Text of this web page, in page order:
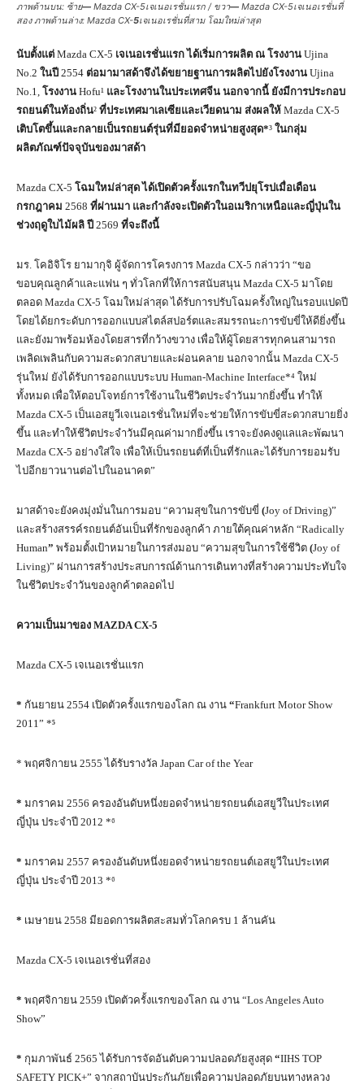
ภาพด้านบน: ซ้าย— Mazda CX-5เจเนอเรชั่นแรก / ขวา— Mazda CX-5เจเนอเรชั่นที่
สอง ภาพด้านล่าง: Mazda CX-5เจเนอเรชั่นที่สาม โฉมใหม่ล่าสุด
นับตั้งแต่ Mazda CX-5 เจเนอเรชั่นแรก ได้เริ่มการผลิต ณ โรงงาน Ujina
No.2 ในปี 2554 ต่อมามาสด้าจึงได้ขยายฐานการผลิตไปยังโรงงาน Ujina
No.1, โรงงาน Hofu¹ และโรงงานในประเทศจีน นอกจากนี้ ยังมีการประกอบ
รถยนต์ในท้องถิ่น² ที่ประเทศมาเลเซียและเวียดนาม ส่งผลให้ Mazda CX-5
เติบโตขึ้นและกลายเป็นรถยนต์รุ่นที่มียอดจำหน่ายสูงสุด*³ ในกลุ่ม
ผลิตภัณฑ์ปัจจุบันของมาสด้า
Mazda CX-5 โฉมใหม่ล่าสุด ได้เปิดตัวครั้งแรกในทวีปยุโรปเมื่อเดือน
กรกฎาคม 2568 ที่ผ่านมา และกำลังจะเปิดตัวในอเมริกาเหนือและญี่ปุ่นใน
ช่วงฤดูใบไม้ผลิ ปี 2569 ที่จะถึงนี้
มร. โคอิจิโร ยามากุจิ ผู้จัดการโครงการ Mazda CX-5 กล่าวว่า “ขอ
ขอบคุณลูกค้าและแฟน ๆ ทั่วโลกที่ให้การสนับสนุน Mazda CX-5 มาโดย
ตลอด Mazda CX-5 โฉมใหม่ล่าสุด ได้รับการปรับโฉมครั้งใหญ่ในรอบแปดปี
โดยได้ยกระดับการออกแบบสไตล์สปอร์ตและสมรรถนะการขับขี่ให้ดียิ่งขึ้น
และยังมาพร้อมห้องโดยสารที่กว้างขวาง เพื่อให้ผู้โดยสารทุกคนสามารถ
เพลิดเพลินกับความสะดวกสบายและผ่อนคลาย นอกจากนั้น Mazda CX-5
รุ่นใหม่ ยังได้รับการออกแบบระบบ Human-Machine Interface*⁴ ใหม่
ทั้งหมด เพื่อให้ตอบโจทย์การใช้งานในชีวิตประจำวันมากยิ่งขึ้น ทำให้
Mazda CX-5 เป็นเอสยูวีเจเนอเรชั่นใหม่ที่จะช่วยให้การขับขี่สะดวกสบายยิ่ง
ขึ้น และทำให้ชีวิตประจำวันมีคุณค่ามากยิ่งขึ้น เราจะยังคงดูแลและพัฒนา
Mazda CX-5 อย่างใส่ใจ เพื่อให้เป็นรถยนต์ที่เป็นที่รักและได้รับการยอมรับ
ไปอีกยาวนานต่อไปในอนาคต”
มาสด้าจะยังคงมุ่งมั่นในการมอบ “ความสุขในการขับขี่ (Joy of Driving)”
และสร้างสรรค์รถยนต์อันเป็นที่รักของลูกค้า ภายใต้คุณค่าหลัก “Radically
Human” พร้อมตั้งเป้าหมายในการส่งมอบ “ความสุขในการใช้ชีวิต (Joy of
Living)” ผ่านการสร้างประสบการณ์ด้านการเดินทางที่สร้างความประทับใจ
ในชีวิตประจำวันของลูกค้าตลอดไป
ความเป็นมาของ MAZDA CX-5
Mazda CX-5 เจเนอเรชั่นแรก
* กันยายน 2554 เปิดตัวครั้งแรกของโลก ณ งาน “Frankfurt Motor Show
2011” *⁵
* พฤศจิกายน 2555 ได้รับรางวัล Japan Car of the Year
* มกราคม 2556 ครองอันดับหนึ่งยอดจำหน่ายรถยนต์เอสยูวีในประเทศ
ญี่ปุ่น ประจำปี 2012 *⁶
* มกราคม 2557 ครองอันดับหนึ่งยอดจำหน่ายรถยนต์เอสยูวีในประเทศ
ญี่ปุ่น ประจำปี 2013 *⁶
* เมษายน 2558 มียอดการผลิตสะสมทั่วโลกครบ 1 ล้านคัน
Mazda CX-5 เจเนอเรชั่นที่สอง
* พฤศจิกายน 2559 เปิดตัวครั้งแรกของโลก ณ งาน “Los Angeles Auto
Show”
* กุมภาพันธ์ 2565 ได้รับการจัดอันดับความปลอดภัยสูงสุด “IIHS TOP
SAFETY PICK+” จากสถาบันประกันภัยเพื่อความปลอดภัยบนทางหลวง